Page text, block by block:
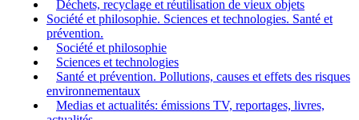
Déchets, recyclage et réutilisation de vieux objets
Société et philosophie. Sciences et technologies. Santé et
prévention.
Société et philosophie
Sciences et technologies
Santé et prévention. Pollutions, causes et effets des risques
environnementaux
Medias et actualités: émissions TV, reportages, livres,